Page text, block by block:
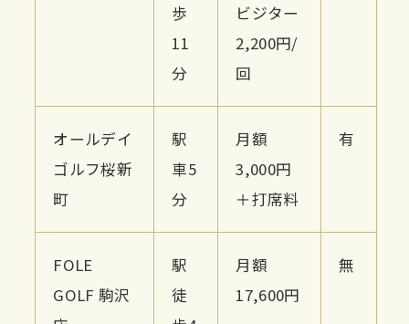
歩
11
分
ビジター
2,200円/
回
オールデイ
ゴルフ桜新
町
駅
車5
分
月額
3,000円
＋打席料
有
FOLE
GOLF 駒沢
駅
徒
月額
17,600円
無